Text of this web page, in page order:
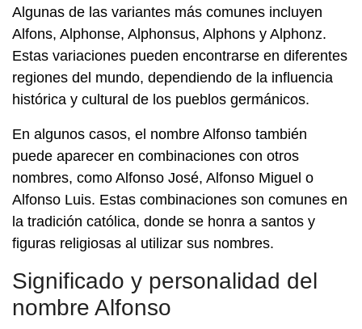
Algunas de las variantes más comunes incluyen
Alfons, Alphonse, Alphonsus, Alphons y Alphonz.
Estas variaciones pueden encontrarse en diferentes
regiones del mundo, dependiendo de la influencia
histórica y cultural de los pueblos germánicos.
En algunos casos, el nombre Alfonso también
puede aparecer en combinaciones con otros
nombres, como Alfonso José, Alfonso Miguel o
Alfonso Luis. Estas combinaciones son comunes en
la tradición católica, donde se honra a santos y
figuras religiosas al utilizar sus nombres.
Significado y personalidad del
nombre Alfonso